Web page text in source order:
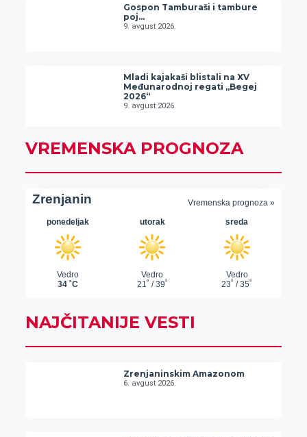
Gospon Tamburaši i tambure
poj…
9. avgust 2026.
Mladi kajakaši blistali na XV
Međunarodnoj regati „Begej
2026“
9. avgust 2026.
VREMENSKA PROGNOZA
NAJČITANIJE VESTI
Zrenjaninskim Amazonom
6. avgust 2026.